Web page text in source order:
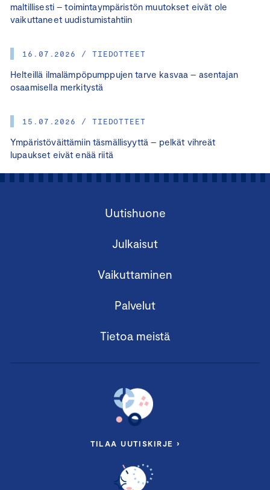
maltillisesti – toimintaympäristön muutokset eivät ole
vaikuttaneet uudistumistahtiin
16.07.2026 / TIEDOTTEET
Helteillä ilmalämpöpumppujen tarve kasvaa – asentajan
osaamisella merkitystä
15.07.2026 / TIEDOTTEET
Ympäristöväittämiin täsmällisyyttä – pelkät vihreät
lupaukset eivät enää riitä
Uutishuone
Julkaisut
Vaikuttaminen
Palvelut
Tietoa meistä
TILAA UUTISKIRJE ›